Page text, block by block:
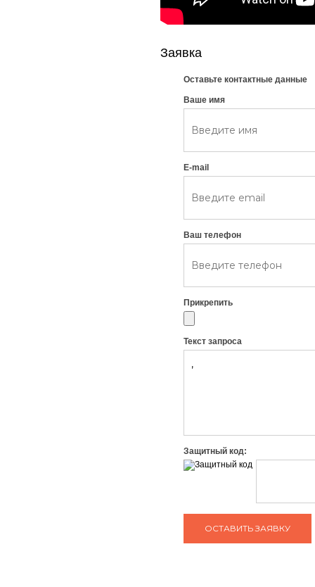
Заявка
Оставьте контактные данные
Ваше имя
E-mail
Ваш телефон
Прикрепить
Текст запроса
Защитный код: